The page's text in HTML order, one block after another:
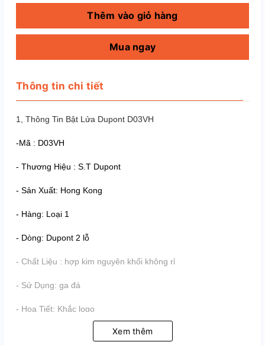
Thêm vào giỏ hàng
Mua ngay
Thông tin chi tiết
1, Thông Tin Bật Lửa Dupont D03VH
-Mã : D03VH
- Thương Hiệu : S.T Dupont
- Sản Xuất: Hong Kong
- Hàng: Loại 1
- Dòng: Dupont 2 lỗ
- Chất Liệu : hợp kim nguyên khối không rỉ
- Sử Dụng: ga đá
- Họa Tiết: Khắc logo
Xem thêm